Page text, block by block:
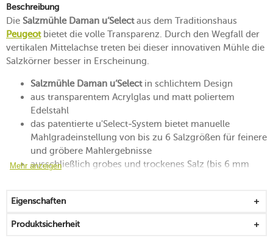
Beschreibung
Die Salzmühle Daman u‘Selectaus dem Traditionshaus
Peugeotbietet die volle Transparenz. Durch den Wegfall der
vertikalen Mittelachse treten bei dieser innovativen Mühle die
Salzkörner besser in Erscheinung.
Salzmühle Daman u‘Selectin schlichtem Design
aus transparentem Acrylglas und matt poliertem
Edelstahl
das patentierte u'Select-System bietet manuelle
Mahlgradeinstellung von bis zu 6 Salzgrößen für feinere
und gröbere Mahlergebnisse
ausschließlich grobes und trockenes Salz (bis 6 mm
"Zirlion" (Zirkonia)
Mehr anzeigen
Eigenschaften
Produktsicherheit